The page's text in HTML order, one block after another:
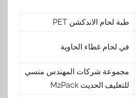
طبة لحام الاندكشن PET
في لحام غطاء الحاوية
مجموعة شركات المهندس منسي
للتغليف الحديث M2Pack